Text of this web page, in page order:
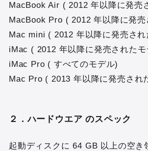
MacBook Air ( 2012 年以降に発売
MacBook Pro ( 2012 年以降に発
Mac mini ( 2012 年以降に発売され
iMac ( 2012 年以降に発売されたモ
iMac Pro ( すべてのモデル)
Mac Pro ( 2013 年以降に発売され
２．ハードウエア のスペック
起動ディスクに 64 GB 以上の空き